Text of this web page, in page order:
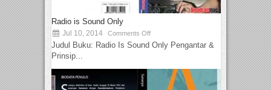
Radio is Sound Only
Jul 10, 2014 Comments Off
Judul Buku: Radio Is Sound Only Pengantar &
Prinsip...